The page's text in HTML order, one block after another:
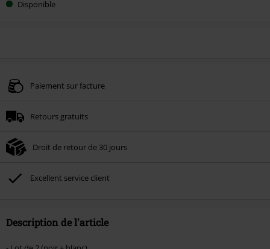
Disponible
Paiement sur facture
Retours gratuits
Droit de retour de 30 jours
Excellent service client
Description de l'article